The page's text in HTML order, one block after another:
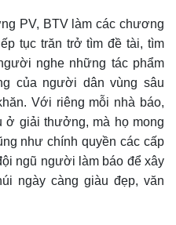
PV, BTV làm các chương
tục trăn trở tìm đề tài, tìm
nghe những tác phẩm
của người dân vùng sâu
Với riêng mỗi nhà báo,
ở giải thưởng, mà họ mong
như chính quyền các cấp
ngũ người làm báo để xây
ngày càng giàu đẹp, văn